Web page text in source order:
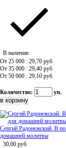
В наличии
От 25 000 : 29,70 руб
От 35 000 : 29,40 руб
От 50 000 : 29,10 руб
Количество: уп.
Сергий Радонежский. В
домашней молитвы
30,00 руб